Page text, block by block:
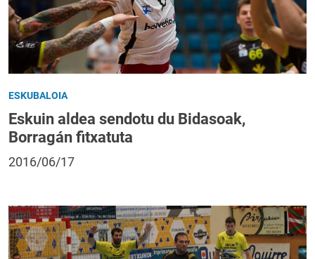
ESKUBALOIA
Eskuin aldea sendotu du Bidasoak,
Borragán fitxatuta
2016/06/17